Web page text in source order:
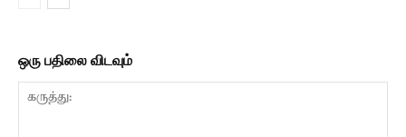
ஒரு பதிலை விடவும்